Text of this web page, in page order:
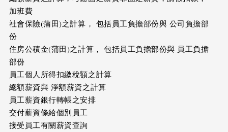
加班費
社會保險(蒲田)之計算， 包括員工負擔部份與 公司負擔部
份
住房公積金(蒲田)之計算， 包括員工負擔部份與 員工負擔
部份
員工個人所得扣繳稅額之計算
總額薪資與 淨額薪資之計算
員工薪資銀行轉帳之安排
交付薪資條給個別員工
接受員工有關薪資查詢